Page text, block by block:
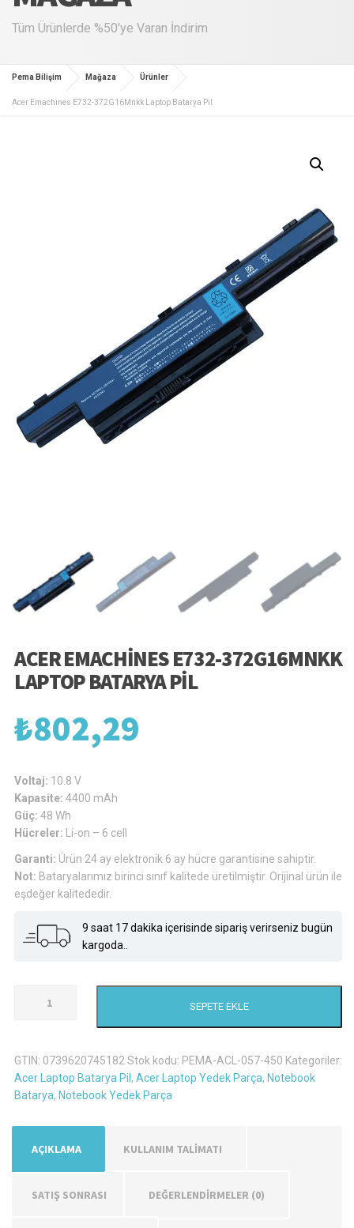
Tüm Ürünlerde %50'ye Varan İndirim
Pema Bilişim Mağaza Ürünler
Acer Emachines E732-372G16Mnkk Laptop Batarya Pil
ACER EMACHINES E732-372G16MNKK
LAPTOP BATARYA PIL
₺802,29
Voltaj: 10.8 V
Kapasite: 4400 mAh
Güç: 48 Wh
Hücreler:
Li-on – 6 cell
Garanti: Ürün 24 ay elektronik 6 ay hücre garantisine sahiptir.
Not: Bataryalarımız birinci sınıf kalitede üretilmiştir. Orijinal ürün ile
eşdeğer kalitededir.
9 saat 17 dakika içerisinde sipariş verirseniz bugün
kargoda..
Emachines
Laptop
Batarya
Pil
SEPETE EKLE
GTIN: 0739620745182 Stok kodu: PEMA-ACL-057-450 Kategoriler:
Acer Laptop Batarya Pil , Acer Laptop Yedek Parça, Notebook
Batarya, Notebook Yedek Parça
AÇIKLAMA KULLANIM TALİMATI
SATIŞ SONRASI DEĞERLENDIRMELER (0)